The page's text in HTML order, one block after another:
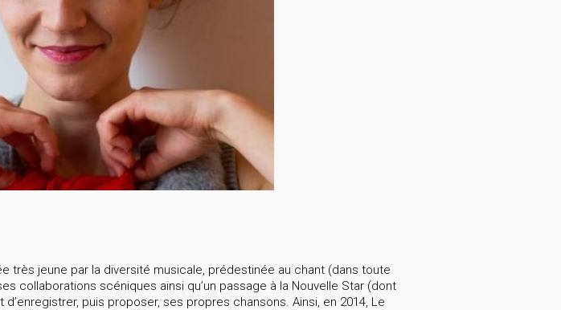
très jeune par la diversité musicale, prédestinée au chant (dans toute
collaborations scéniques ainsi qu’un passage à la Nouvelle Star (dont
puis proposer, ses propres chansons. Ainsi, en 2014, Le